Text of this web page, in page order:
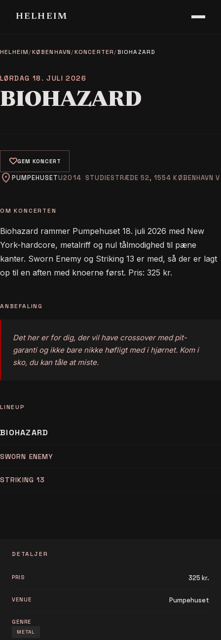
HELHEIM
HELHEIM/KØBENHAVN/KONCERTER/BIOHAZARD
LØRDAG 18. JULI 2026
BIOHAZARD
favoriteGEM KONCERT
location_on PUMPEHUSET STUDIESTRÆDE 52, 1554 KØBENHAVN V
OM KONCERTEN
Biohazard rammer Pumpehuset 18. juli 2026 med New
York-hardcore, metalriff og nul tålmodighed til pæne
kanter. Sworn Enemy og Striking 13 er med, så der er lagt
op til en aften med knoerne først. Pris: 325 kr.
ANBEFALING
Det her er for dig, der vil have crossover med pit-
garanti og ikke bare nikke høfligt med i hjørnet. Kom i
sko, du kan tåle at miste.
LINEUP
BIOHAZARD
SWORN ENEMY
STRIKING 13
DETALJER
PRIS 325 kr.
VENUE Pumpehuset
GENRE
METAL